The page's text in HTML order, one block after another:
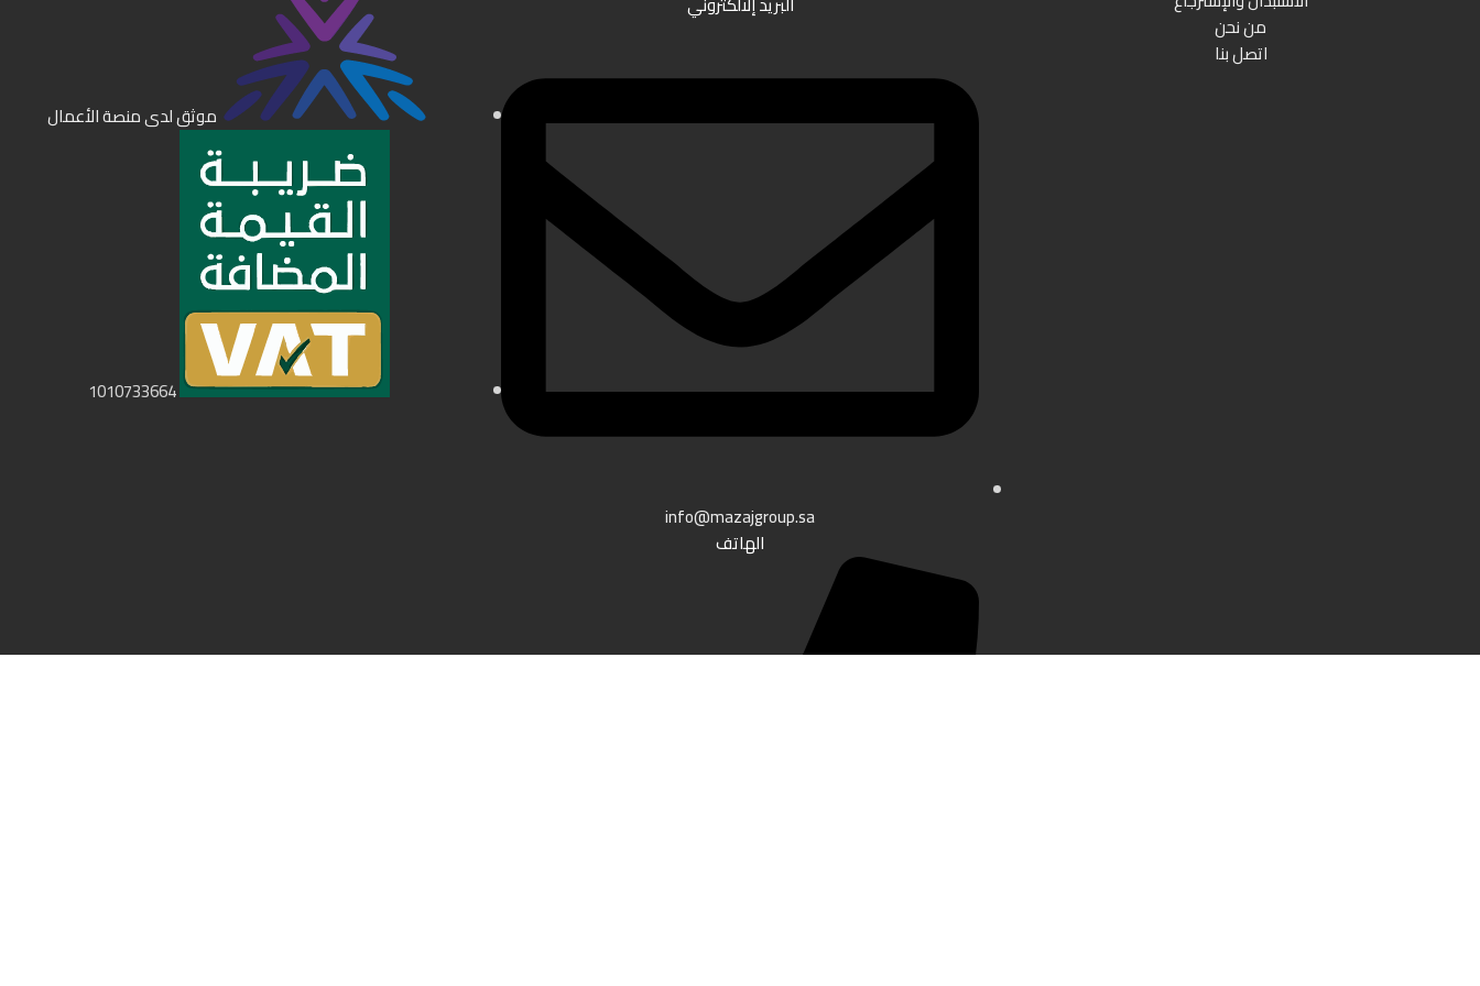
من نحن
اتصل بنا
info@mazajgroup.sa
الهاتف
موثق لدى منصة الأعمال
1010733664